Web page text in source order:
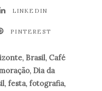
LINKEDIN
PINTEREST
, Brasil, Café
, Dia da
, festa, fotografia,